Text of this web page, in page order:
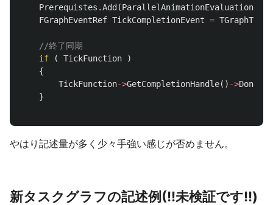
Prerequistes .Add (ParallelAnimationEvaluationTask
FGraphEventRef TickCompletionEvent = TGraphTask
//終了同期
if
( TickFunction
)
{
TickFunction->GetCompletionHandle() ->
}
やはり記述量が多く少々手強い感じが否めません。
新タスクグラフの記述例(!!未検証です!!)